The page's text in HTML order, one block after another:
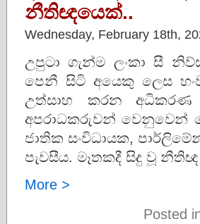
නීතිඥයෙක්..
Wednesday, February 18th,
උපුටා ගැන්ම ලංකා සී
පෙනී සිටි අයෙකු ලෙස
උත්සාහ කරන අධිකරණ
අපරාධකරුවන් වෙනුවෙන්
ජාතික සංවිධායක,
පැවසීය. මෑතකදී සිදු වූ
More >
Posted